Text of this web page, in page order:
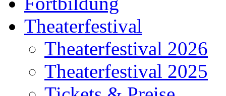
Theaterfestival
Theaterfestival 2026
Theaterfestival 2025